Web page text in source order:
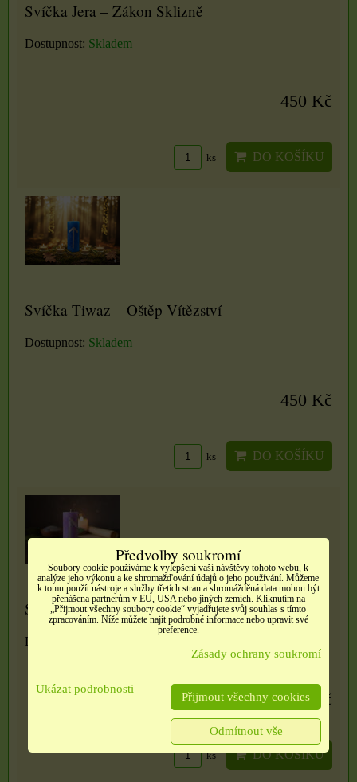
Svíčka Jera – Zákon Sklizně
Dostupnost: Skladem
450 Kč
ks DO KOŠÍKU
Svíčka Tiwaz – Oštěp Vítězství
Dostupnost: Skladem
450 Kč
ks DO KOŠÍKU
Svíčka Laguz – Proud Intuice
Dostupnost:
450 Kč
ks DO KOŠÍKU
Předvolby soukromí
Soubory cookie používáme k vylepšení vaší návštěvy tohoto webu, k
analýze jeho výkonu a ke shromažďování údajů o jeho používání. Můžeme
k tomu použít nástroje a služby třetích stran a shromážděná data mohou být
přenášena partnerům v EU, USA nebo jiných zemích. Kliknutím na
„Přijmout všechny soubory cookie“ vyjadřujete svůj souhlas s tímto
zpracováním. Níže můžete najít podrobné informace nebo upravit své
preference.
Zásady ochrany soukromí
Ukázat podrobnosti
Přijmout všechny cookies
Odmítnout vše